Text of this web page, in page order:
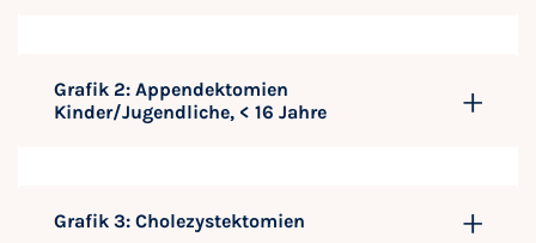
Grafik 2: Appendektomien
Kinder/Jugendliche, < 16 Jahre
Grafik 3: Cholezystektomien